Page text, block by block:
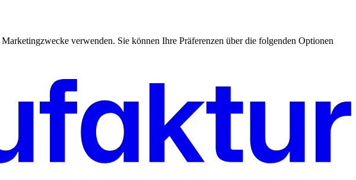
verwenden. Sie können Ihre Präferenzen über die folgenden Optionen